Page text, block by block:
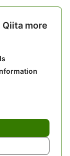
Qiita more